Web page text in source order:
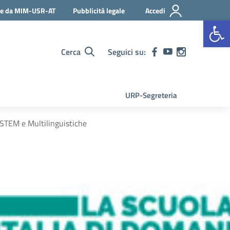
da MIM-USR-AT Pubblicità legale Accedi
Cerca Seguici su:
URP-Segreteria
e Multilinguistiche